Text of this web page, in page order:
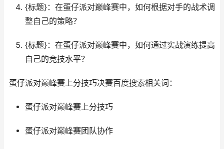
{标题}：在蛋仔派对巅峰赛中，如何根据对手的战术调
整自己的策略？
{标题}：在蛋仔派对巅峰赛中，如何通过实战演练提高
自己的竞技水平？
蛋仔派对巅峰赛上分技巧决赛百度搜索相关词：
蛋仔派对巅峰赛上分技巧
蛋仔派对巅峰赛团队协作